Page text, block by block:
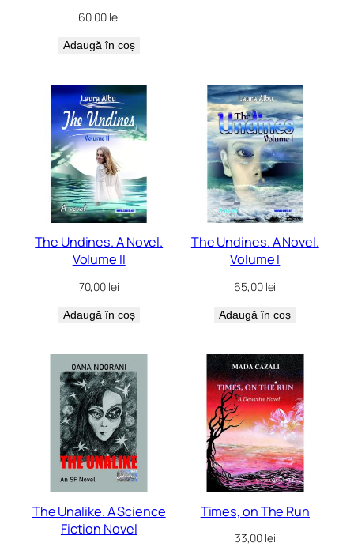
60,00 lei
Adaugă în coș
The Undines. A Novel.
Volume II
70,00 lei
Adaugă în coș
The Undines. A Novel.
Volume I
65,00 lei
Adaugă în coș
The Unalike. A Science
Fiction Novel
Times, on The Run
33,00 lei